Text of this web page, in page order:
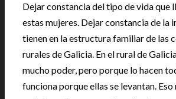
Dejar constancia del tipo de vida que
estas mujeres. Dejar constancia de la
tienen en la estructura familiar de las
rurales de Galicia. En el rural de
mucho poder, pero porque lo hacen
funciona porque ellas se levantan. Eso